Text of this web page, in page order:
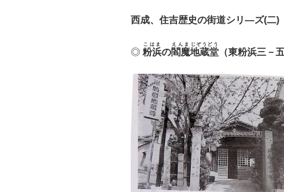
西成、住吉歴史の街道シリ—ズ(二)
◎ 粉浜
こはま
の閻魔
えんま
地蔵堂
じぞうどう
（東粉浜三－五